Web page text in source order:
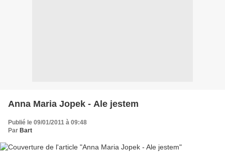
Anna Maria Jopek - Ale jestem
Publié le 09/01/2011 à 09:48
Par Bart